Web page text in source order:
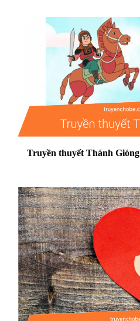
Truyền thuyết Thánh Gióng